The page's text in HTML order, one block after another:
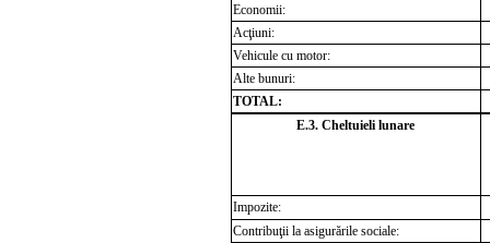
Economii:
Acţiuni:
Vehicule cu motor:
Alte bunuri:
TOTAL:
E.3. Cheltuieli lunare
Impozite:
Contribuţii la asigurările sociale: